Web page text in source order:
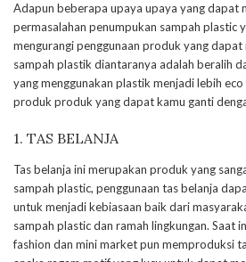
Adapun beberapa upaya upaya yang dapat
permasalahan penumpukan sampah plastic
mengurangi penggunaan produk yang dapat
sampah plastik diantaranya adalah beralih
yang menggunakan plastik menjadi lebih
produk produk yang dapat kamu ganti
1. TAS BELANJA
Tas belanja ini merupakan produk yang
sampah plastic, penggunaan tas belanja
untuk menjadi kebiasaan baik dari
sampah plastic dan ramah lingkungan. Saat
fashion dan mini market pun memproduksi